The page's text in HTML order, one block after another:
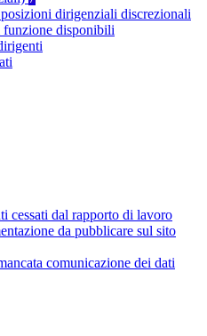
dirigenziali discrezionali
funzione disponibili
cessati dal rapporto di lavoro
da pubblicare sul sito
comunicazione dei dati